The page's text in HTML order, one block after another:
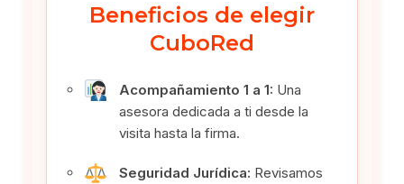
Beneficios de elegir
CuboRed
Acompañamiento 1 a 1: Una
asesora dedicada a ti desde la
visita hasta la firma.
Seguridad Jurídica: Revisamos